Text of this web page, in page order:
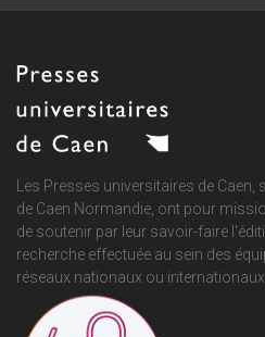
Les Presses universitaires de
de Caen Normandie, ont pour
de soutenir par leur savoir-faire
recherche effectuée au sein des
réseaux nationaux ou